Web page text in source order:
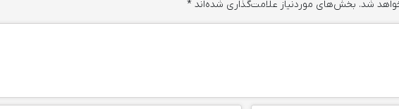
شد. بخش‌های موردنیاز علامت‌گذاری شده‌اند *